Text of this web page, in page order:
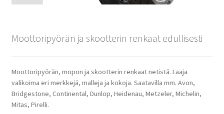
Moottoripyörän ja skootterin renkaat edullisesti
Moottoripyörän, mopon ja skootterin renkaat netistä. Laaja
valikoima eri merkkejä, malleja ja kokoja. Saatavilla mm. Avon,
Bridgestone, Continental, Dunlop, Heidenau, Metzeler, Michelin,
Mitas, Pirelli.